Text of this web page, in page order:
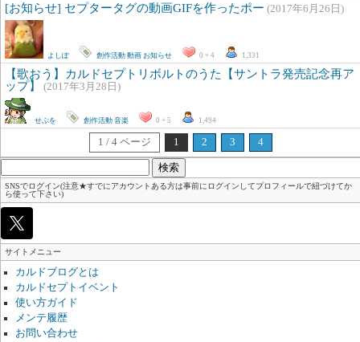
[お知らせ] セプタータグの動画GIFを作ったポー (2017年6月26日)
よしぽ 創作活動 動画 お知らせ 0 + 4 1,331
【歌おう】カルドセプトリボルトのうた【サントラ発売記念再ア
ップ】
(2017年3月28日)
せぷを 創作活動 音楽 0 + 5 1,494
1 / 4 ページ 1 2 3
4
索:
SNSでログイン(注意★すでにアカウントある方は事前にログインしてプロフィールで紐づけてか
ら使って下さい)
サイトメニュー
カルドブログとは
カルドセプトイベント
使い方ガイド
メンテ履歴
お問い合わせ